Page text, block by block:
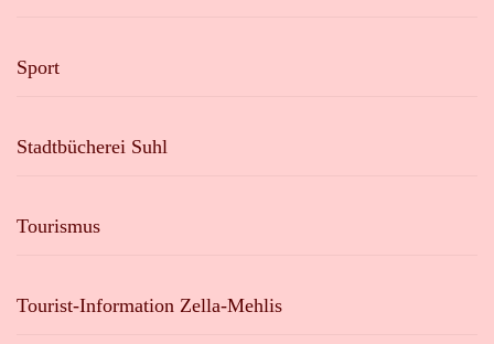
Sport
Stadtbücherei Suhl
Tourismus
Tourist-Information Zella-Mehlis